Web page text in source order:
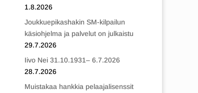
1.8.2026
Joukkuepikashakin SM-kilpailun
käsiohjelma ja palvelut on julkaistu
29.7.2026
Iivo Nei 31.10.1931– 6.7.2026
28.7.2026
Muistakaa hankkia pelaajalisenssit